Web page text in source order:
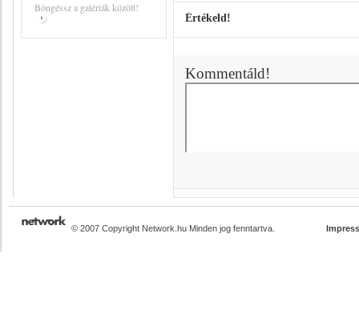
Böngéssz a galériák között!
Értékeld!
Kommentáld!
© 2007 Copyright Network.hu Minden jog fenntartva.